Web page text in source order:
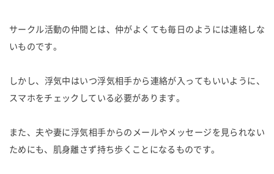
サークル活動の仲間とは、仲がよくても毎日のようには連絡しな
いものです。
しかし、浮気中はいつ浮気相手から連絡が入ってもいいように、
スマホをチェックしている必要があります。
また、夫や妻に浮気相手からのメールやメッセージを見られない
ためにも、肌身離さず持ち歩くことになるものです。